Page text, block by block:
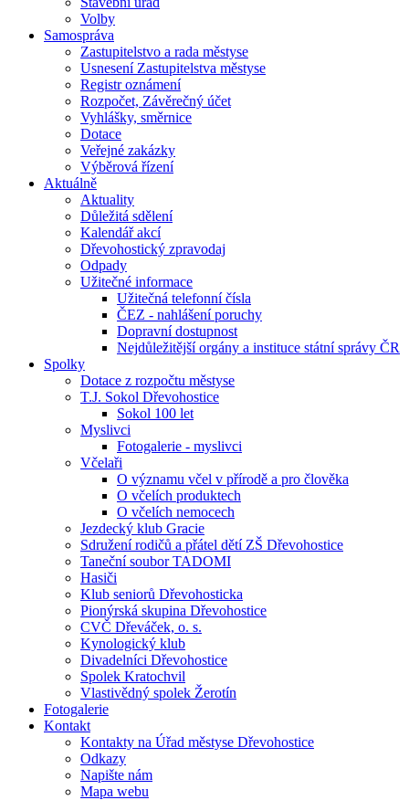
Volby
Samospráva
Zastupitelstvo a rada městyse
Usnesení Zastupitelstva městyse
Registr oznámení
Rozpočet, Závěrečný účet
Vyhlášky, směrnice
Dotace
Veřejné zakázky
Výběrová řízení
Aktuálně
Aktuality
Důležitá sdělení
Kalendář akcí
Dřevohostický zpravodaj
Odpady
Užitečné informace
Užitečná telefonní čísla
ČEZ - nahlášení poruchy
Dopravní dostupnost
Nejdůležitější orgány a instituce státní správy ČR
Spolky
Dotace z rozpočtu městyse
T.J. Sokol Dřevohostice
Sokol 100 let
Myslivci
Fotogalerie - myslivci
Včelaři
O významu včel v přírodě a pro člověka
O včelích produktech
O včelích nemocech
Jezdecký klub Gracie
Sdružení rodičů a přátel dětí ZŠ Dřevohostice
Taneční soubor TADOMI
Hasiči
Klub seniorů Dřevohosticka
Pionýrská skupina Dřevohostice
CVČ Dřeváček, o. s.
Kynologický klub
Divadelníci Dřevohostice
Spolek Kratochvil
Vlastivědný spolek Žerotín
Fotogalerie
Kontakt
Kontakty na Úřad městyse Dřevohostice
Odkazy
Napište nám
Mapa webu